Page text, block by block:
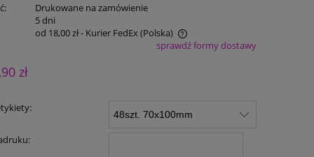
Drukowane na zamówienie
5 dni
od 18,00 zł- Kurier FedEx (Polska)
sprawdź formy dostawy
zł